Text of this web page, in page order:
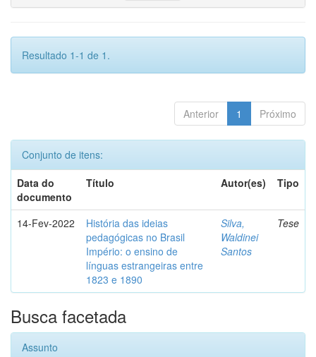
Resultado 1-1 de 1.
Anterior 1 Próximo
Conjunto de itens:
Data do
documento
Título Autor(es) Tipo
14-Fev-2022
História das ideias
pedagógicas no Brasil
Império: o ensino de
línguas estrangeiras entre
1823 e 1890
Silva,
Waldinei
Santos
Tese
Busca facetada
Assunto